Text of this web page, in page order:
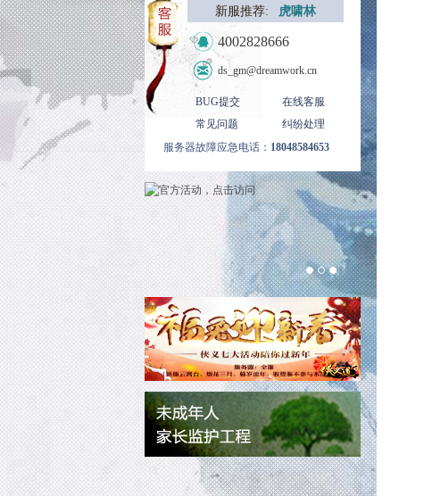
新服推荐: 虎啸林
4002828666
ds_gm@dreamwork.cn
BUG提交
在线客服
常见问题
纠纷处理
服务器故障应急电话： 18048584653